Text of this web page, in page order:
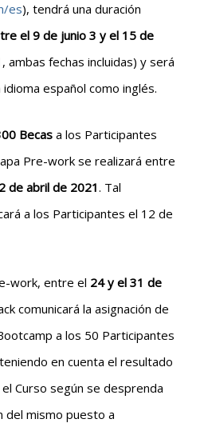
es), tendrá una duración
el 9 de junio 3 y el 15 de
, ambas fechas incluidas) y será
español como inglés.
Becas a los Participantes
Pre-work se realizará entre
de abril de 2021. Tal
a los Participantes el 12 de
work, entre el 24 y el 31 de
comunicará la asignación de
a los 50 Participantes
en cuenta el resultado
Curso según se desprenda
del mismo puesto a